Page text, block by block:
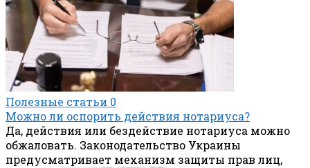
Полезные статьи 0
Можно ли оспорить действия нотариуса?
Да, действия или бездействие нотариуса можно
обжаловать. Законодательство Украины
предусматривает механизм защиты прав лиц,